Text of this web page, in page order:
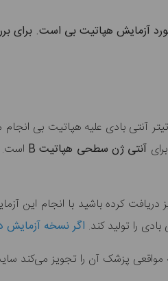
آزمایش هپاتیت بی است.
آنتی بادی‌ علیه هپاتیت بی
آنتی ژن سطحی هپاتیت B
است.
دریافت کرده باشید با انجام این
اگر نسخه آزمایش